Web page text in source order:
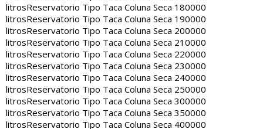
litrosReservatorio Tipo Taca Coluna Seca 180000
litrosReservatorio Tipo Taca Coluna Seca 190000
litrosReservatorio Tipo Taca Coluna Seca 200000
litrosReservatorio Tipo Taca Coluna Seca 210000
litrosReservatorio Tipo Taca Coluna Seca 220000
litrosReservatorio Tipo Taca Coluna Seca 230000
litrosReservatorio Tipo Taca Coluna Seca 240000
litrosReservatorio Tipo Taca Coluna Seca 250000
litrosReservatorio Tipo Taca Coluna Seca 300000
litrosReservatorio Tipo Taca Coluna Seca 350000
litrosReservatorio Tipo Taca Coluna Seca 400000